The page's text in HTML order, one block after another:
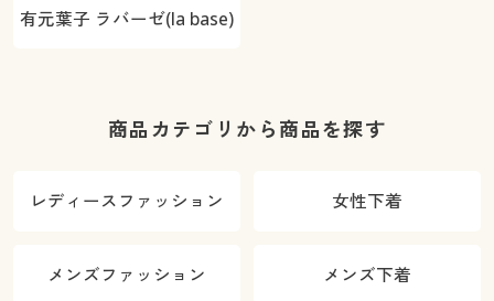
有元葉子 ラバーゼ(la base)
商品カテゴリから商品を探す
レディースファッション 女性下着
メンズファッション メンズ下着